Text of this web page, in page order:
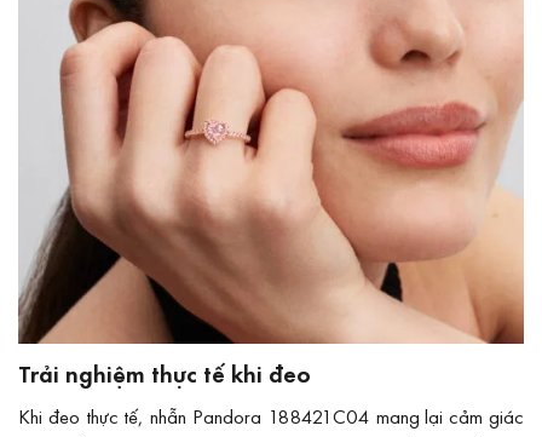
Trải nghiệm thực tế khi đeo
Khi đeo thực tế, nhẫn Pandora 188421C04 mang lại cảm giác